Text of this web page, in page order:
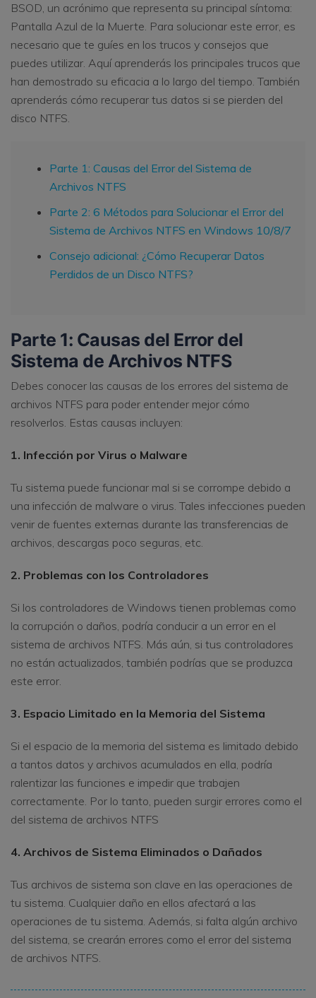
BSOD, un acrónimo que representa su principal síntoma:
Pantalla Azul de la Muerte. Para solucionar este error, es
necesario que te guíes en los trucos y consejos que
puedes utilizar. Aquí aprenderás los principales trucos que
han demostrado su eficacia a lo largo del tiempo. También
aprenderás cómo recuperar tus datos si se pierden del
disco NTFS.
Parte 1: Causas del Error del Sistema de
Archivos NTFS
Parte 2: 6 Métodos para Solucionar el Error del
Sistema de Archivos NTFS en Windows 10/8/7
Consejo adicional: ¿Cómo Recuperar Datos
Perdidos de un Disco NTFS?
Parte 1: Causas del Error del
Sistema de Archivos NTFS
Debes conocer las causas de los errores del sistema de
archivos NTFS para poder entender mejor cómo
resolverlos. Estas causas incluyen:
1. Infección por Virus o Malware
Tu sistema puede funcionar mal si se corrompe debido a
una infección de malware o virus. Tales infecciones pueden
venir de fuentes externas durante las transferencias de
archivos, descargas poco seguras, etc.
2. Problemas con los Controladores
Si los controladores de Windows tienen problemas como
la corrupción o daños, podría conducir a un error en el
sistema de archivos NTFS. Más aún, si tus controladores
no están actualizados, también podrías que se produzca
este error.
3. Espacio Limitado en la Memoria del Sistema
Si el espacio de la memoria del sistema es limitado debido
a tantos datos y archivos acumulados en ella, podría
ralentizar las funciones e impedir que trabajen
correctamente. Por lo tanto, pueden surgir errores como el
del sistema de archivos NTFS
4. Archivos de Sistema Eliminados o Dañados
Tus archivos de sistema son clave en las operaciones de
tu sistema. Cualquier daño en ellos afectará a las
operaciones de tu sistema. Además, si falta algún archivo
del sistema, se crearán errores como el error del sistema
de archivos NTFS.